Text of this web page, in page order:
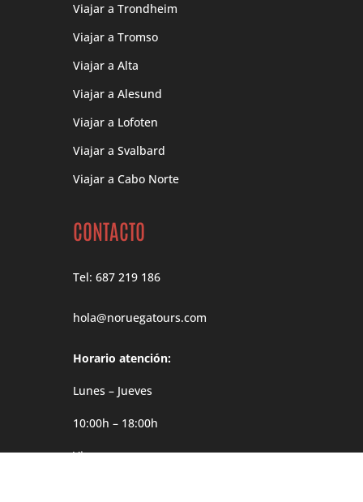
Viajar a Trondheim
Viajar a Tromso
Viajar a Alta
Viajar a Alesund
Viajar a Lofoten
Viajar a Svalbard
Viajar a Cabo Norte
CONTACTO
Tel: 687 219 186
hola@noruegatours.com
Horario atención:
Lunes – Jueves
10:00h – 18:00h
Viernes